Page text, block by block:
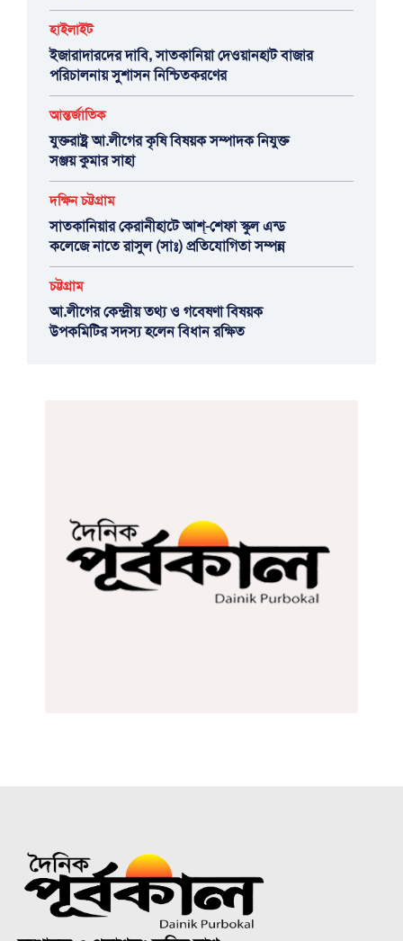
হাইলাইট
ইজারাদারদের দাবি, সাতকানিয়া দেওয়ানহাট বাজার
পরিচালনায় সুশাসন নিশ্চিতকরণের
আন্তর্জাতিক
যুক্তরাষ্ট্র আ.লীগের কৃষি বিষয়ক সম্পাদক নিযুক্ত
সঞ্জয় কুমার সাহা
দক্ষিন চট্টগ্রাম
সাতকানিয়ার কেরানীহাটে আশ্-শেফা স্কুল এন্ড
কলেজে নাতে রাসুল (সাঃ) প্রতিযোগিতা সম্পন্ন
চট্টগ্রাম
আ.লীগের কেন্দ্রীয় তথ্য ও গবেষণা বিষয়ক
উপকমিটির সদস্য হলেন বিধান রক্ষিত